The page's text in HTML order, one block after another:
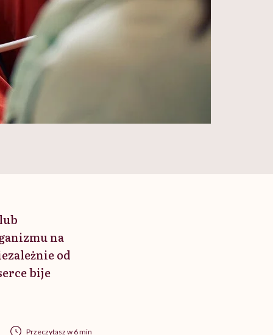
na
od
bije
Przeczytasz w 6 min